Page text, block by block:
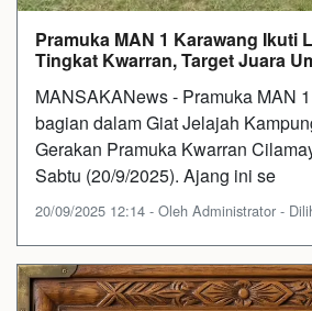
Pramuka MAN 1 Karawang Ikuti
Tingkat Kwarran, Target Juara
MANSAKANews - Pramuka MAN
bagian dalam Giat Jelajah
Gerakan Pramuka Kwarran
Sabtu (20/9/2025). Ajang ini se
20/09/2025 12:14 - Oleh Administrator -